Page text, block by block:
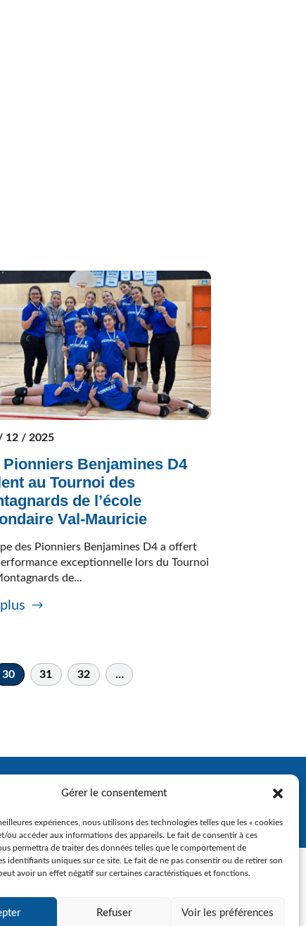
Gérer le consentement
expériences, nous utilisons des technologies telles que les « cookies
ou accéder aux informations des appareils. Le fait de consentir à ces
permettra de traiter des données telles que le comportement de
identifiants uniques sur ce site. Le fait de ne pas consentir ou de retirer son
avoir un effet négatif sur certaines caractéristiques et fonctions.
Refuser Voir les préférences
12 / 2025
Pionniers Benjamines D4
au Tournoi des
de l’école
Val-Mauricie
des Pionniers Benjamines D4 a offert
exceptionnelle lors du Tournoi
de...
30 31 32
…